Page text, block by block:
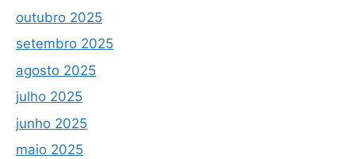
outubro 2025
setembro 2025
agosto 2025
julho 2025
junho 2025
maio 2025